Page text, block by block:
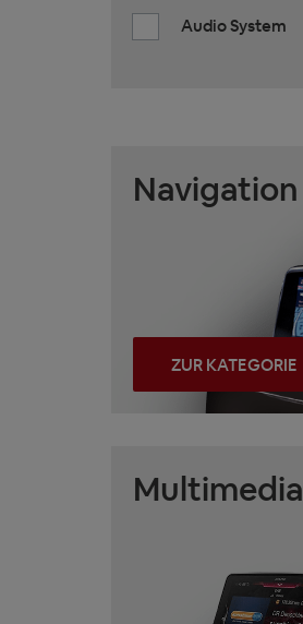
Audio System
Navigation
ZUR KATEGORIE
Multimedia